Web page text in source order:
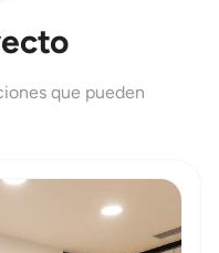
que pueden